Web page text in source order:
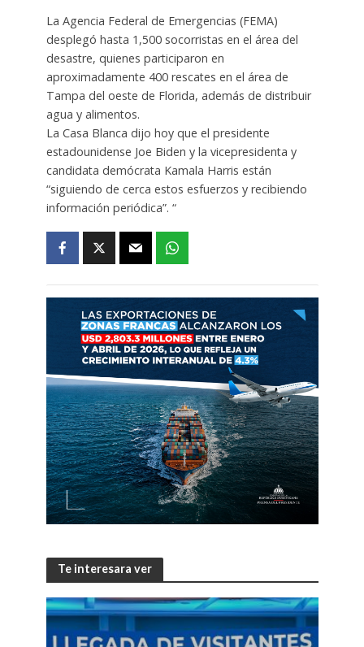
La Agencia Federal de Emergencias (FEMA)
desplegó hasta 1,500 socorristas en el área del
desastre, quienes participaron en
aproximadamente 400 rescates en el área de
Tampa del oeste de Florida, además de distribuir
agua y alimentos.
La Casa Blanca dijo hoy que el presidente
estadounidense Joe Biden y la vicepresidenta y
candidata demócrata Kamala Harris están
“siguiendo de cerca estos esfuerzos y recibiendo
información periódica”. “
Te interesara ver